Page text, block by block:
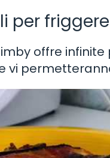
per
offre
vi